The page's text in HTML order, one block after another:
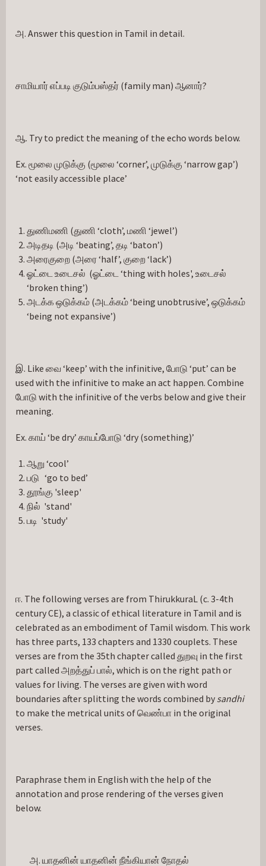
அ. Answer this question in Tamil in detail.
சாமியார் எப்படி குடும்பஸ்தர் (family man) ஆனார்?
ஆ. Try to predict the meaning of the echo words below.
Ex. மூலை முடுக்கு (மூலை ‘corner’, முடுக்கு ‘narrow gap’)
‘not easily accessible place’
துணிமணி (துணி ‘cloth’, மணி ‘jewel’)
அடிதடி (அடி ‘beating’, தடி ‘baton’)
அரைகுறை (அரை ‘half’, குறை ‘lack’)
ஓட்டை உடைசல் (ஓட்டை ‘thing with holes', உடைசல்
‘broken thing’)
அடக்க ஒடுக்கம் (அடக்கம் ‘being unobtrusive’, ஒடுக்கம்
‘being not expansive’)
இ. Like வை ‘keep’ with the infinitive, போடு ‘put’ can be
used with the infinitive to make an act happen. Combine
போடு with the infinitive of the verbs below and give their
meaning.
Ex. காய் ‘be dry’ காயப்போடு ‘dry (something)’
ஆறு ‘cool’
படு ‘go to bed’
தூங்கு 'sleep'
நில் 'stand'
படி 'study'
ஈ. The following verses are from ThirukkuraL (c. 3-4th
century CE), a classic of ethical literature in Tamil and is
celebrated as an embodiment of Tamil wisdom. This work
has three parts, 133 chapters and 1330 couplets. These
verses are from the 35th chapter called துறவு in the first
part called அறத்துப் பால், which is on the right path or
values for living. The verses are given with word
boundaries after splitting the words combined by sandhi
to make the metrical units of வெண்பா in the original
verses.
Paraphrase them in English with the help of the
annotation and prose rendering of the verses given
below.
அ. யாதனின் யாதனின் நீங்கியான் நோதல்